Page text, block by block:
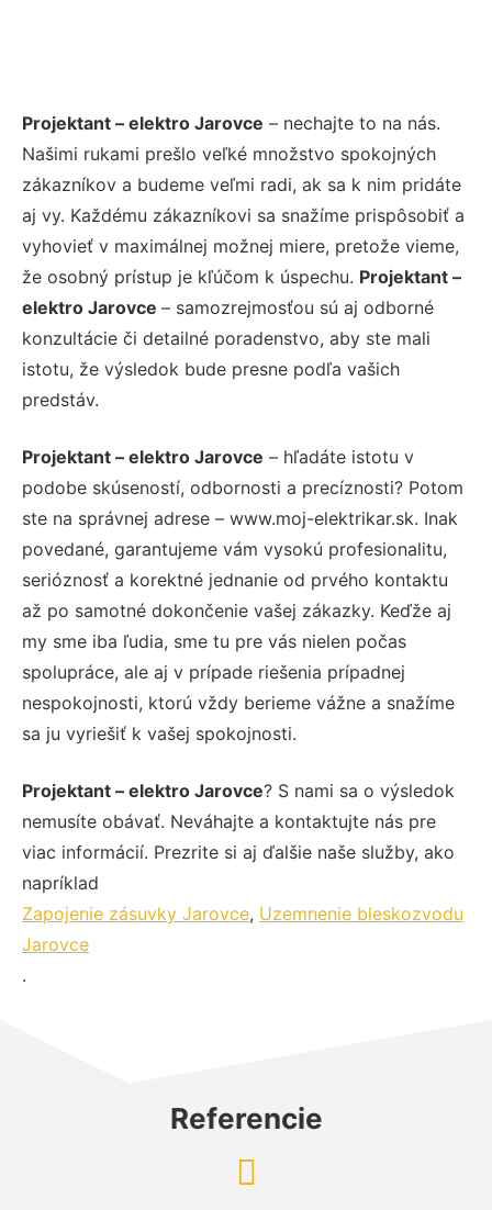
Projektant – elektro Jarovce – nechajte to na nás.
Našimi rukami prešlo veľké množstvo spokojných
zákazníkov a budeme veľmi radi, ak sa k nim pridáte
aj vy. Každému zákazníkovi sa snažíme prispôsobiť a
vyhovieť v maximálnej možnej miere, pretože vieme,
že osobný prístup je kľúčom k úspechu. Projektant –
elektro Jarovce – samozrejmosťou sú aj odborné
konzultácie či detailné poradenstvo, aby ste mali
istotu, že výsledok bude presne podľa vašich
predstáv.
Projektant – elektro Jarovce – hľadáte istotu v
podobe skúseností, odbornosti a precíznosti? Potom
ste na správnej adrese – www.moj-elektrikar.sk. Inak
povedané, garantujeme vám vysokú profesionalitu,
serióznosť a korektné jednanie od prvého kontaktu
až po samotné dokončenie vašej zákazky. Keďže aj
my sme iba ľudia, sme tu pre vás nielen počas
spolupráce, ale aj v prípade riešenia prípadnej
nespokojnosti, ktorú vždy berieme vážne a snažíme
sa ju vyriešiť k vašej spokojnosti.
Projektant – elektro Jarovce? S nami sa o výsledok
nemusíte obávať. Neváhajte a kontaktujte nás pre
viac informácií. Prezrite si aj ďalšie naše služby, ako
napríklad
Zapojenie zásuvky Jarovce, Uzemnenie bleskozvodu
Jarovce
.
Referencie